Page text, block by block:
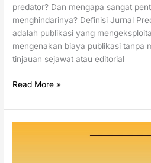
predator? Dan mengapa sangat
menghindarinya? Definisi Jurnal
adalah publikasi yang
mengenakan biaya publikasi tanpa
tinjauan sejawat atau editorial
Read More »